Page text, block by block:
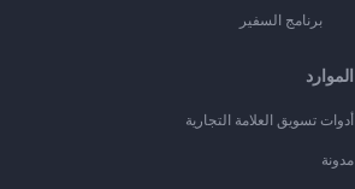
برنامج السفير
الموارد
أدوات تسويق العلامة التجارية
مدونة